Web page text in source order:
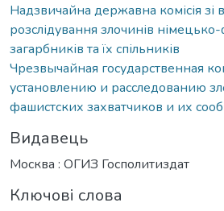
Надзвичайна державна комісія зі
розслідування злочинів
загарбників та їх спільників
Чрезвычайная государственная
установлению и расследованию
фашистских захватчиков и их
Видавець
Москва : ОГИЗ Госполитиздат
Ключові слова